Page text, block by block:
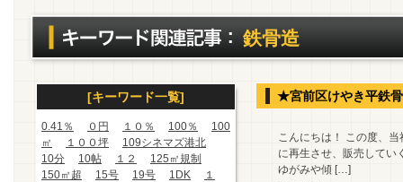
鉄骨造
[キーワード一覧]
0.41％ ０円 １０％ 100％
100
㎡
１００坪
109シネマズ港北
10分
10帖 １２
125㎡規制
150㎡超
15号 19号 1DK
１
★宮前区けやき平鉄
こんにちは！ この度、
に再生させ、販売してい
ゆがみや傾 […]